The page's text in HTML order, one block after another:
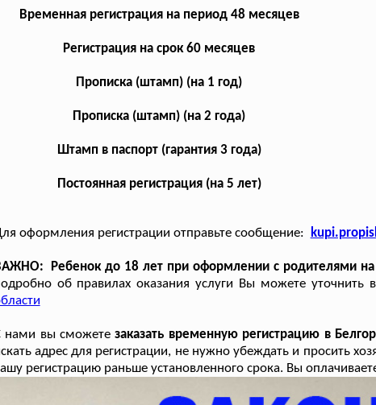
Временная регистрация на период 48 месяцев
Регистрация на срок 60 месяцев
Прописка (штамп) (на 1 год)
Прописка (штамп) (на 2 года)
Штамп в паспорт (гарантия 3 года)
Постоянная регистрация (на 5 лет)
оформления регистрации отправьте сообщение:
Ребенок до 18 лет при оформлении с родителями на
об правилах оказания услуги Вы можете уточнить
нами вы сможетезаказать временную регистрацию в
адрес для регистрации, не нужно убеждать и просить
регистрацию раньше установленного срока. Вы